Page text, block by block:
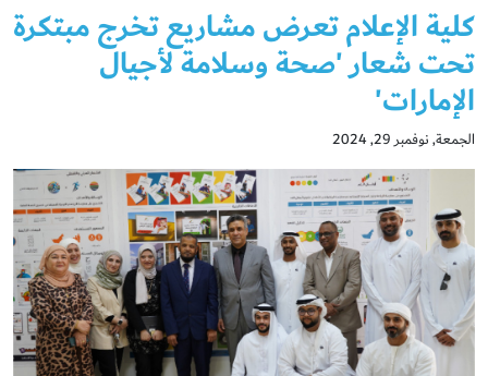
كلية الإعلام تعرض مشاريع تخرج مبتكرة
تحت شعار 'صحة وسلامة لأجيال
الإمارات'
الجمعة, نوفمبر 29, 2024